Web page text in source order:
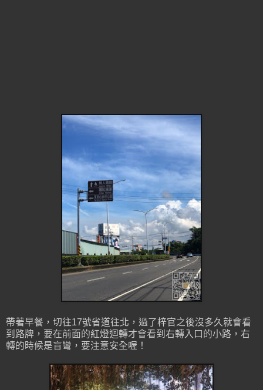
帶著早餐，切往17號省道往北，過了梓官之後沒多久就會看
到路牌，要在前面的紅燈迴轉才會看到右轉入口的小路，右
轉的時候是盲彎，要注意安全喔！